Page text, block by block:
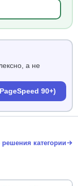
а не
90+)
решения категории